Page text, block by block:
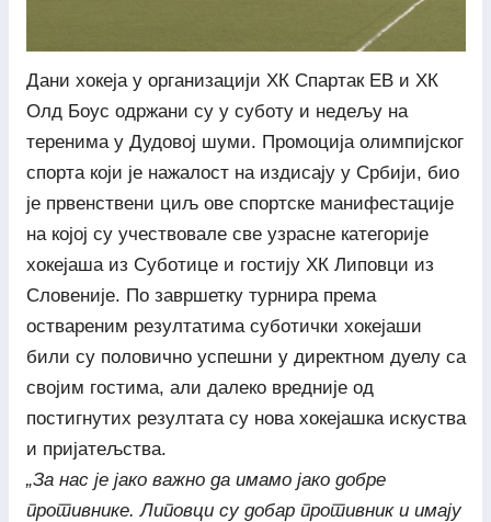
Дани хокеја у организацији ХК Спартак ЕВ и ХК
Олд Боyс одржани су у суботу и недељу на
теренима у Дудовој шуми. Промоција олимпијског
спорта који је нажалост на издисају у Србији, био
је првенствени циљ ове спортске манифестације
на којој су учествовале све узрасне категорије
хокејаша из Суботице и гостију ХК Липовци из
Словеније. По завршетку турнира према
оствареним резултатима суботички хокејаши
били су половично успешни у директном дуелу са
својим гостима, али далеко вредније од
постигнутих резултата су нова хокејашка искуства
и пријатељства.
„За нас је јако важно да имамо јако добре
противнике. Липовци су добар противник и имају